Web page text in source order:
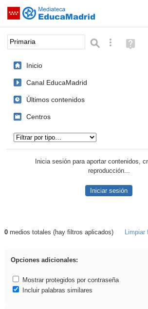
Saltar navegación
Palabra o frase: BúsquedaAyuda
(en
Inicio
Canal EducaMadrid
Últimos contenidos
Centros
Inicia sesión para aportar contenidos,
reproducción...
Iniciar sesión
Resultados de: Primaria
0medios totales (hay filtros aplicados) Limpiar
Opciones adicionales:
Mostrar protegidos por contraseña
Incluir palabras similares